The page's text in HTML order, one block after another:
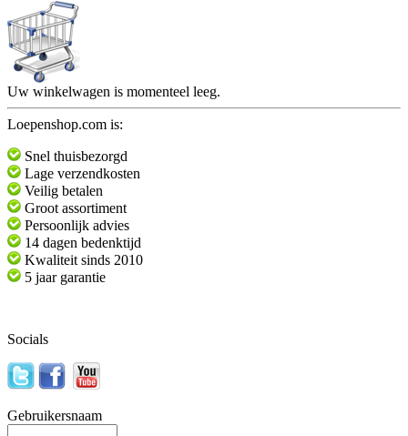
Uw winkelwagen is momenteel leeg.
Loepenshop.com is:
Snel thuisbezorgd
Lage verzendkosten
Veilig betalen
Groot assortiment
Persoonlijk advies
14 dagen bedenktijd
Kwaliteit sinds 2010
5 jaar garantie
Socials
Gebruikersnaam